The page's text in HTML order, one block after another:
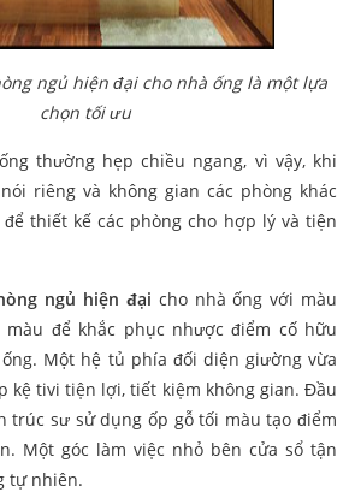
ngủ hiện đại cho nhà ống là một lựa
chọn tối ưu
thường hẹp chiều ngang, vì vậy, khi
riêng và không gian các phòng khác
thiết kế các phòng cho hợp lý và tiện
ngủ hiện đại cho nhà ống với màu
màu để khắc phục nhược điểm cố hữu
Một hệ tủ phía đối diện giường vừa
kệ tivi tiện lợi, tiết kiệm không gian. Đầu
trúc sư sử dụng ốp gỗ tối màu tạo điểm
Một góc làm việc nhỏ bên cửa sổ tận
tự nhiên.